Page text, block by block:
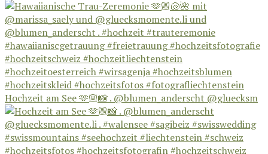
Hochzeit am See 🫶🏼📸 . @blumen_anderscht @gluecksm